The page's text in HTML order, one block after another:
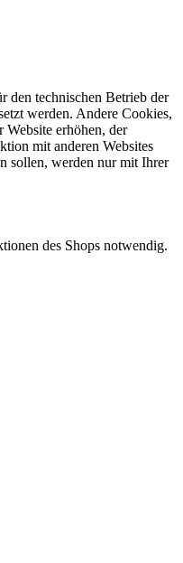
den technischen Betrieb der
werden. Andere Cookies,
erhöhen, der
mit anderen Websites
sollen, werden nur mit Ihrer
des Shops notwendig.